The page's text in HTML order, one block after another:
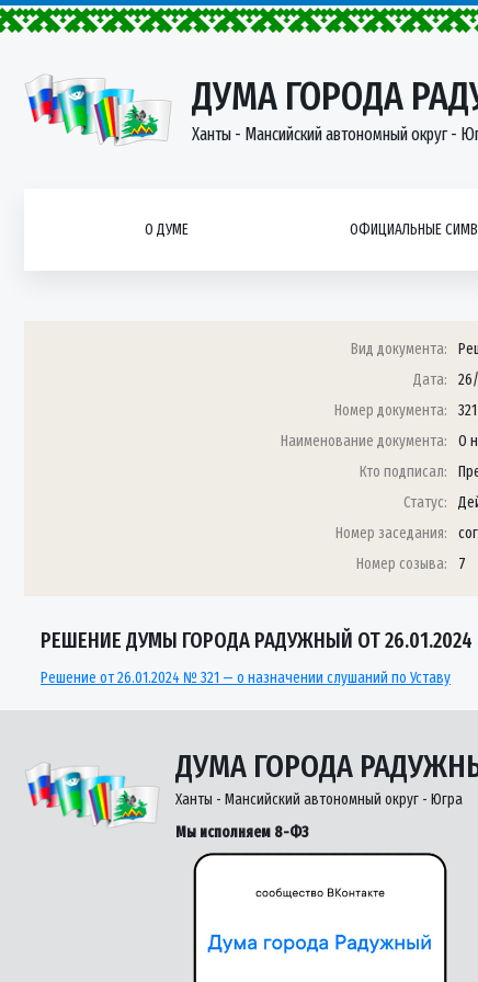
ДУМА ГОРОДА
Ханты - Мансийский автономный округ -
О ДУМЕ ОФИЦИАЛЬНЫЕ
Вид документа:
Дата:
Номер документа:
321
Наименование документа:
О
Кто подписал:
Статус:
Номер заседания:
Номер созыва:
7
РЕШЕНИЕ ДУМЫ ГОРОДА РАДУЖНЫЙ ОТ 26.01.2024
Решение от 26.01.2024 № 321 — о назначении слушаний по Уставу
ДУМА ГОРОДА
Ханты - Мансийский автономный округ - Югра
Мы исполняем 8-ФЗ